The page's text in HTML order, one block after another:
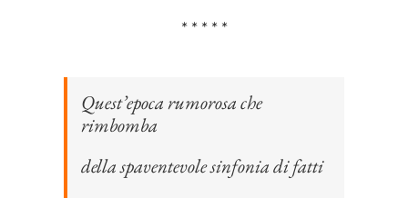
* * * * *
Quest’epoca rumorosa che
rimbomba
della spaventevole sinfonia di fatti